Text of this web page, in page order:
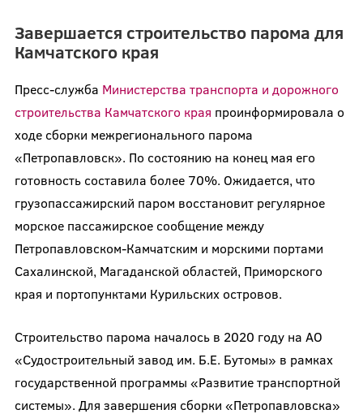
Завершается строительство парома для
Камчатского края
Пресс-служба Министерства транспорта и дорожного
строительства Камчатского края проинформировала о
ходе сборки межрегионального парома
«Петропавловск». По состоянию на конец мая его
готовность составила более 70%. Ожидается, что
грузопассажирский паром восстановит регулярное
морское пассажирское сообщение между
Петропавловском-Камчатским и морскими портами
Сахалинской, Магаданской областей, Приморского
края и портопунктами Курильских островов.
Строительство парома началось в 2020 году на АО
«Судостроительный завод им. Б.Е. Бутомы» в рамках
государственной программы «Развитие транспортной
системы». Для завершения сборки «Петропавловска»